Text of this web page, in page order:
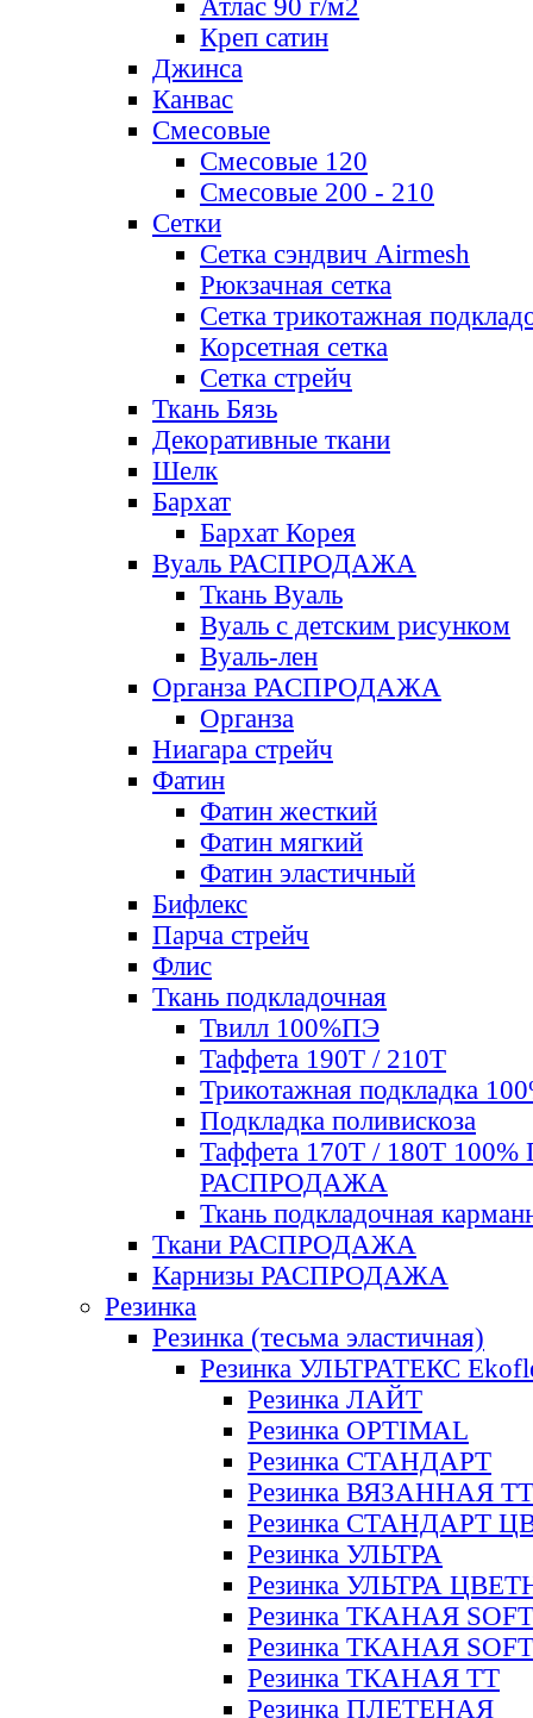
Атлас 90 г/м2
Креп сатин
Джинса
Канвас
Смесовые
Смесовые 120
Смесовые 200 - 210
Сетки
Сетка сэндвич Airmesh
Рюкзачная сетка
Сетка трикотажная
Корсетная сетка
Сетка стрейч
Ткань Бязь
Декоративные ткани
Шелк
Бархат
Бархат Корея
Вуаль РАСПРОДАЖА
Ткань Вуаль
Вуаль с детским рисунком
Вуаль-лен
Органза РАСПРОДАЖА
Органза
Ниагара стрейч
Фатин
Фатин жесткий
Фатин мягкий
Фатин элаcтичный
Бифлекс
Парча стрейч
Флис
Ткань подкладочная
Твилл 100%ПЭ
Таффета 190Т / 210Т
Трикотажная подкладка
Подкладка поливискоза
Таффета 170Т / 180Т 100%
РАСПРОДАЖА
Ткань подкладочная
Ткани РАСПРОДАЖА
Карнизы РАСПРОДАЖА
Резинка
Резинка (тесьма эластичная)
Резинка УЛЬТРАТЕКС
Резинка ЛАЙТ
Резинка OPTIMAL
Резинка СТАНДАРТ
Резинка ВЯЗАННАЯ ТТ
Резинка СТАНДАРТ
Резинка УЛЬТРА
Резинка УЛЬТРА
Резинка ТКАНАЯ SOFT
Резинка ТКАНАЯ
Резинка ТКАНАЯ ТТ
Резинка ПЛЕТЕНАЯ